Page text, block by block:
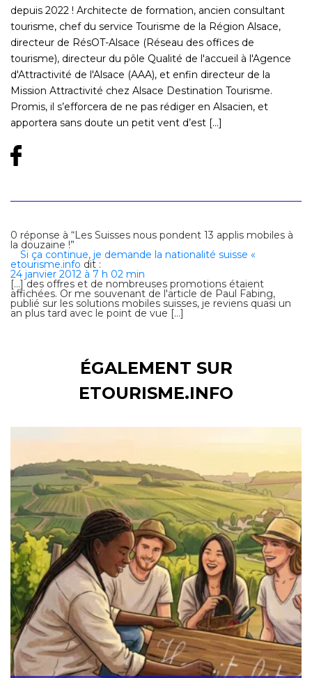
depuis 2022 ! Architecte de formation, ancien consultant
tourisme, chef du service Tourisme de la Région Alsace,
directeur de RésOT-Alsace (Réseau des offices de
tourisme), directeur du pôle Qualité de l'accueil à l'Agence
d'Attractivité de l'Alsace (AAA), et enfin directeur de la
Mission Attractivité chez Alsace Destination Tourisme.
Promis, il s’efforcera de ne pas rédiger en Alsacien, et
apportera sans doute un petit vent d’est [...]
0 réponse à “Les Suisses nous pondent 13 applis mobiles à
la douzaine !”
Si ça continue, je demande la nationalité suisse «
etourisme.info dit :
24 janvier 2012 à 7 h 02 min
[…] des offres et de nombreuses promotions étaient
affichées. Or me souvenant de l'article de Paul Fabing,
publié sur les solutions mobiles suisses, je reviens quasi un
an plus tard avec le point de vue […]
ÉGALEMENT SUR
ETOURISME.INFO